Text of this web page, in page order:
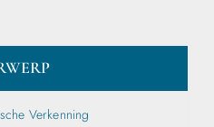
Verkenning